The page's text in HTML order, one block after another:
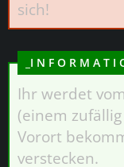
sich!
_I N F O R M A T I
Ihr werdet
(einem
Vorort
verstecken.